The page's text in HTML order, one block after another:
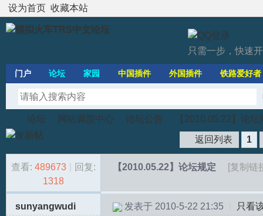
设为首页 收藏本站
只需一步，快速
门户 论坛 家园 中国插件 外国插件 铁路爱好者
模»
论坛
›
网站调度中心 论坛公告
›
【2010.05.22】论坛
1
返回列表
查看: 489673
回复:
1318
【2010.05.22】论坛规定 [复制链
sunyangwudi 发表于 2010-5-22 21:35 只看